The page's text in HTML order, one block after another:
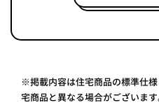
※掲載内容は住宅商品の標準仕
宅商品と異なる場合がございます